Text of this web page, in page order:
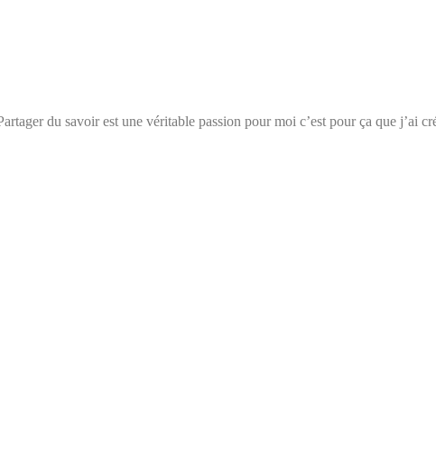
du savoir est une véritable passion pour moi c’est pour ça que j’ai